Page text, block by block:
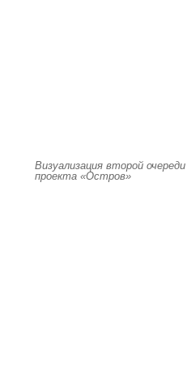
Визуализация второй
проекта «Остров»